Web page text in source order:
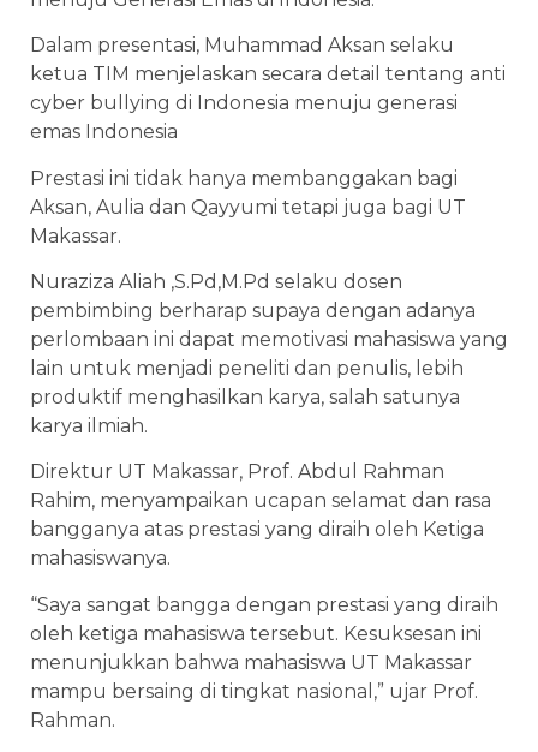
Dalam presentasi, Muhammad Aksan selaku
ketua TIM menjelaskan secara detail tentang anti
cyber bullying di Indonesia menuju generasi
emas Indonesia
Prestasi ini tidak hanya membanggakan bagi
Aksan, Aulia dan Qayyumi tetapi juga bagi UT
Makassar.
Nuraziza Aliah ,S.Pd,M.Pd selaku dosen
pembimbing berharap supaya dengan adanya
perlombaan ini dapat memotivasi mahasiswa yang
lain untuk menjadi peneliti dan penulis, lebih
produktif menghasilkan karya, salah satunya
karya ilmiah.
Direktur UT Makassar, Prof. Abdul Rahman
Rahim, menyampaikan ucapan selamat dan rasa
bangganya atas prestasi yang diraih oleh Ketiga
mahasiswanya.
“Saya sangat bangga dengan prestasi yang diraih
oleh ketiga mahasiswa tersebut. Kesuksesan ini
menunjukkan bahwa mahasiswa UT Makassar
mampu bersaing di tingkat nasional,” ujar Prof.
Rahman.